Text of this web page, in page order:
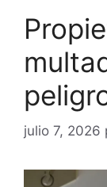
julio 7, 2026